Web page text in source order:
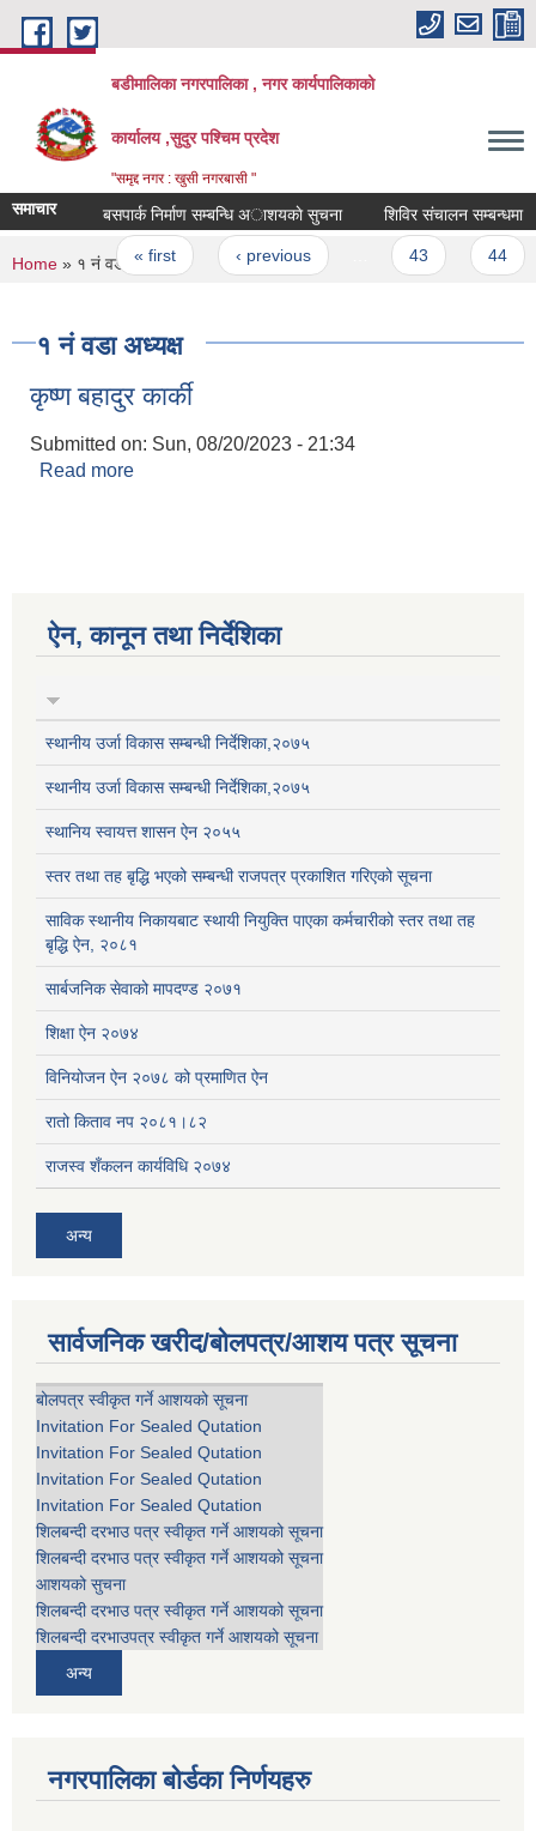
Skip to main content
बडीमालिका नगरपालिका , नगर कार्यपालिकाको
कार्यालय ,सुदुर पश्चिम प्रदेश
"समृद्द नगर : खुसी नगरबासी "
समाचार बसपार्क निर्माण सम्बन्धि अाशयकाे सुचना शिविर संचालन सम्बन्धमा
Pages
« first ‹ previous
You are here
Home » १ नं वडा अध्यक्ष
१ नं वडा अध्यक्ष
कृष्ण बहादुर कार्की
Submitted on: Sun, 08/20/2023 - 21:34
Read more
ऐन, कानून तथा निर्देशिका
स्थानीय उर्जा विकास सम्बन्धी निर्देशिका,२०७५
स्थानीय उर्जा विकास सम्बन्धी निर्देशिका,२०७५
स्थानिय स्वायत्त शासन ऐन २०५५
स्तर तथा तह बृद्धि भएको सम्बन्धी राजपत्र प्रकाशित गरिएको सूचना
साविक स्थानीय निकायबाट स्थायी नियुक्ति पाएका कर्मचारीको स्तर तथा तह
बृद्धि ऐन, २०८१
सार्बजनिक सेवाको मापदण्ड २०७१
शिक्षा ऐन २०७४
विनियोजन ऐन २०७८ को प्रमाणित ऐन
रातो किताव नप २०८१।८२
राजस्व शँकलन कार्यविधि २०७४
अन्य
सार्वजनिक खरीद/बोलपत्र/आशय पत्र सूचना
बोलपत्र स्वीकृत गर्ने आशयको सूचना
Invitation For Sealed Qutation
Invitation For Sealed Qutation
Invitation For Sealed Qutation
Invitation For Sealed Qutation
शिलबन्दी दरभाउ पत्र स्वीकृत गर्ने आशयको सूचना
शिलबन्दी दरभाउ पत्र स्वीकृत गर्ने आशयको सूचना
आशयको सुचना
शिलबन्दी दरभाउ पत्र स्वीकृत गर्ने आशयको सूचना
शिलबन्दी दरभाउपत्र स्वीकृत गर्ने आशयको सूचना
अन्य
नगरपालिका बोर्डका निर्णयहरु